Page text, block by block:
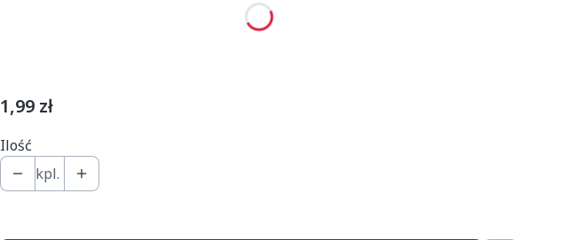
Cena
1,99 zł
Ilość
kpl.